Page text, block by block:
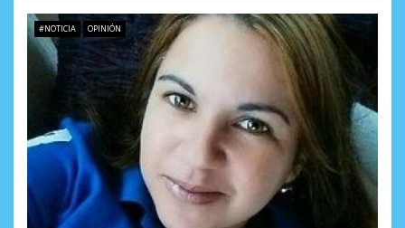
d
a
#NOTICIA OPINIÓN